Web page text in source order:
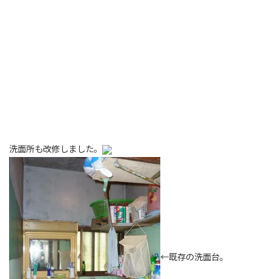
洗面所も改修しました。
←既存の洗面台。